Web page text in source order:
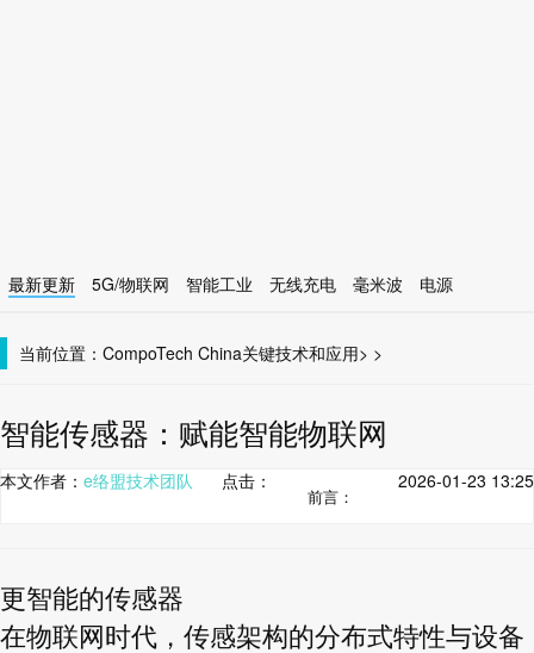
最新更新 5G/物联网 智能工业 无线充电 毫米波
电源
当前位置： CompoTech China >
关键技术和应用 >
智能传感器：赋能智能物联网
本文作者： e络盟技术团队 点击： 2026-01-23 13:25
前言：
更智能的传感器
在物联网时代，传感架构的分布式特性与设备